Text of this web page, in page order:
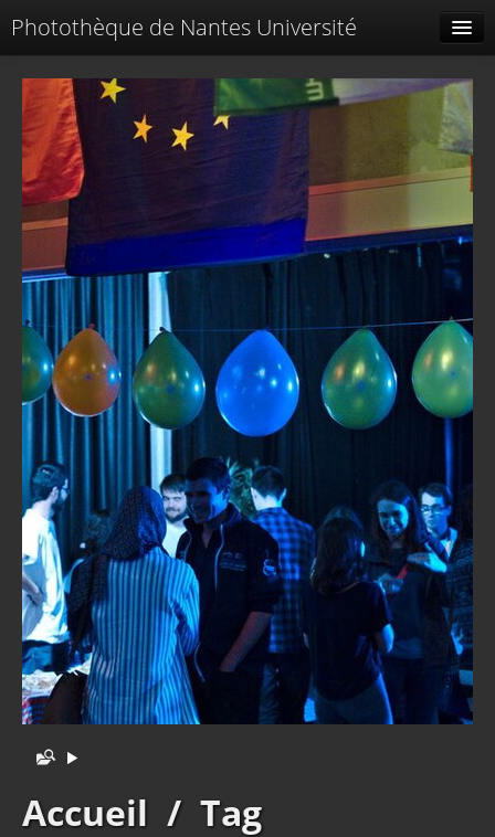
Photothèque de Nantes Université
Spéciales
Menu
Identification
Accueil / Tag